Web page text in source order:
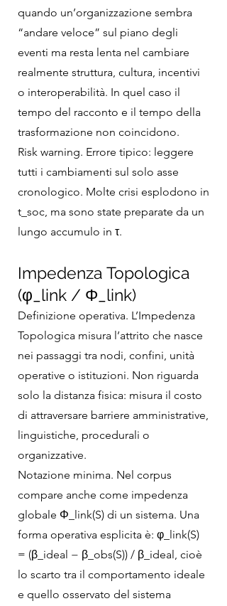
quando un’organizzazione sembra
“andare veloce” sul piano degli
eventi ma resta lenta nel cambiare
realmente struttura, cultura, incentivi
o interoperabilità. In quel caso il
tempo del racconto e il tempo della
trasformazione non coincidono.
Risk warning. Errore tipico: leggere
tutti i cambiamenti sul solo asse
cronologico. Molte crisi esplodono in
t_soc, ma sono state preparate da un
lungo accumulo in τ.
Impedenza Topologica
(φ_link / Φ_link)
Definizione operativa. L’Impedenza
Topologica misura l’attrito che nasce
nei passaggi tra nodi, confini, unità
operative o istituzioni. Non riguarda
solo la distanza fisica: misura il costo
di attraversare barriere amministrative,
linguistiche, procedurali o
organizzative.
Notazione minima. Nel corpus
compare anche come impedenza
globale Φ_link(S) di un sistema. Una
forma operativa esplicita è: φ_link(S)
= (β_ideal − β_obs(S)) / β_ideal, cioè
lo scarto tra il comportamento ideale
e quello osservato del sistema